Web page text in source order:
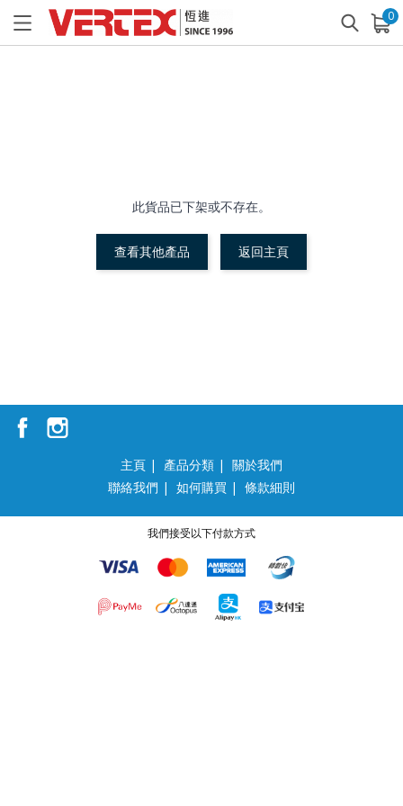
0
已加入購物車 查看
此貨品已下架或不存在。
查看其他產品 返回主頁
主頁 | 產品分類 | 關於我們
聯絡我們 | 如何購買 | 條款細則
我們接受以下付款方式